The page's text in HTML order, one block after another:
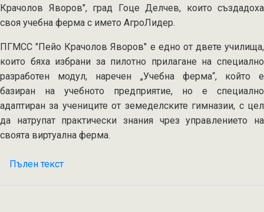
Крачолов Яворов", град Гоце Делчев, които създадоха
своя учебна ферма с името АгроЛидер.
ПГМСС "Пейо Крачолов Яворов" е едно от двете училища,
които бяха избрани за пилотно прилагане на специално
разработен модул, наречен „Учебна ферма“, който е
базиран на учебното предприятие, но е специално
адаптиран за учениците от земеделските гимназии, с цел
да натрупат практически знания чрез управлението на
своята виртуална ферма.
Пълен текст